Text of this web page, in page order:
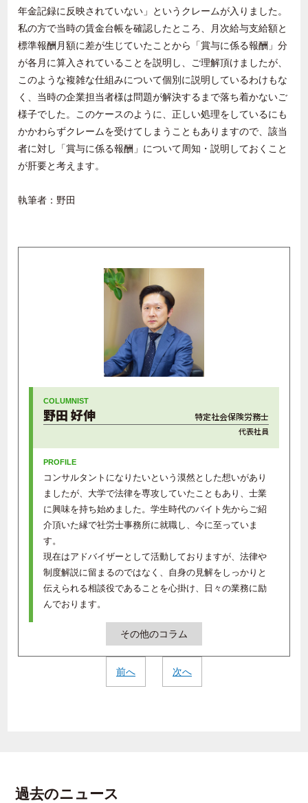
年金記録に反映されていない」というクレームが入りました。
私の方で当時の賃金台帳を確認したところ、月次給与支給額と
標準報酬月額に差が生じていたことから「賞与に係る報酬」分
が各月に算入されていることを説明し、ご理解頂けましたが、
このような複雑な仕組みについて個別に説明しているわけもな
く、当時の企業担当者様は問題が解決するまで落ち着かないご
様子でした。このケースのように、正しい処理をしているにも
かかわらずクレームを受けてしまうこともありますので、該当
者に対し「賞与に係る報酬」について周知・説明しておくこと
が肝要と考えます。
執筆者：野田
野田 好伸 特定社会保険労務士
代表社員
コンサルタントになりたいという漠然とした想いがあり
ましたが、大学で法律を専攻していたこともあり、士業
に興味を持ち始めました。学生時代のバイト先からご紹
介頂いた縁で社労士事務所に就職し、今に至っていま
す。
現在はアドバイザーとして活動しておりますが、法律や
制度解説に留まるのではなく、自身の見解をしっかりと
伝えられる相談役であることを心掛け、日々の業務に励
んでおります。
その他のコラム
前へ 次へ
過去のニュース